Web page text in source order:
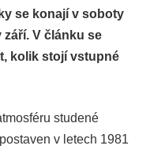
se konají v soboty
září. V článku se
kolik stojí vstupné
studené
v letech 1981